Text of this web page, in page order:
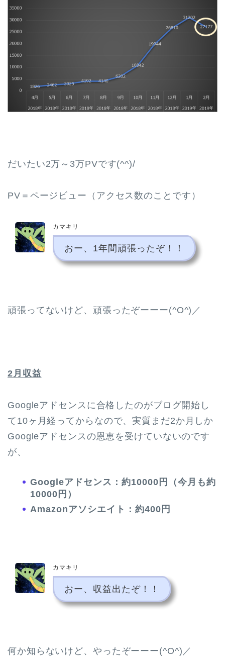
だいたい2万～3万PVです(^^)/
PV＝ページビュー（アクセス数のことです）
カマキリ
おー、1年間頑張ったぞ！！
頑張ってないけど、頑張ったぞーーー(^O^)／
2月収益
Googleアドセンスに合格したのがブログ開始し
て10ヶ月経ってからなので、実質まだ2か月しか
Googleアドセンスの恩恵を受けていないのです
が、
Googleアドセンス：約10000円（今月も約
10000円）
Amazonアソシエイト：約400円
カマキリ
おー、収益出たぞ！！
何か知らないけど、やったぞーーー(^O^)／